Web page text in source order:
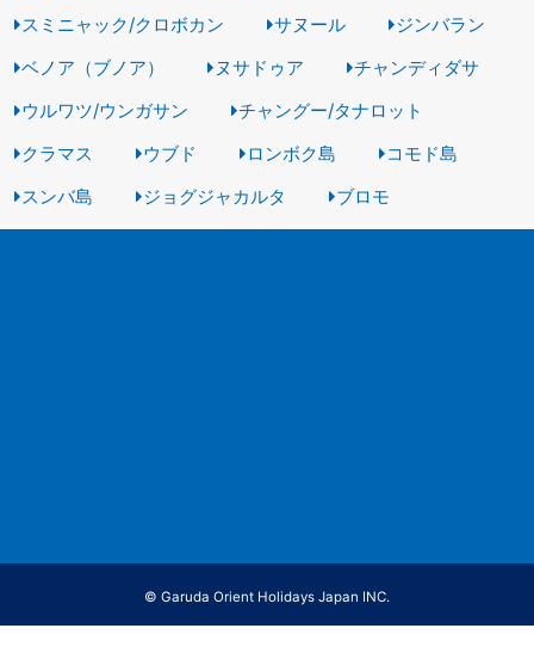
スミニャック/クロボカン
サヌール
ジンバラン
ベノア（ブノア）
ヌサドゥア
チャンディダサ
ウルワツ/ウンガサン
チャングー/タナロット
クラマス
ウブド ロンボク島
コモド島
スンバ島
ジョグジャカルタ ブロモ
© Garuda Orient Holidays Japan INC.